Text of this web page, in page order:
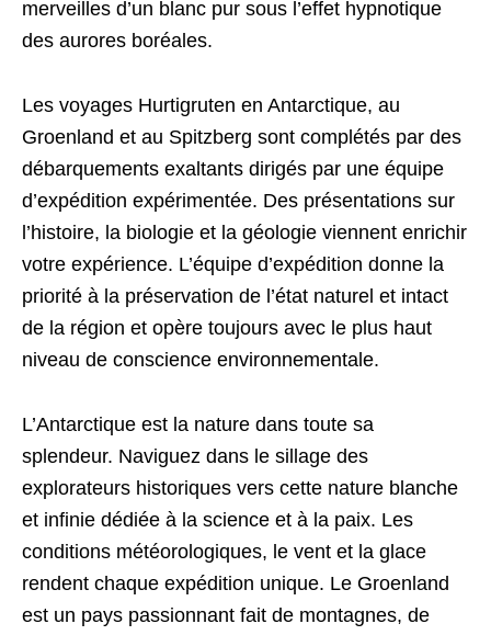
merveilles d’un blanc pur sous l’effet hypnotique
des aurores boréales.
Les voyages Hurtigruten en Antarctique, au
Groenland et au Spitzberg sont complétés par des
débarquements exaltants dirigés par une équipe
d’expédition expérimentée. Des présentations sur
l’histoire, la biologie et la géologie viennent enrichir
votre expérience. L’équipe d’expédition donne la
priorité à la préservation de l’état naturel et intact
de la région et opère toujours avec le plus haut
niveau de conscience environnementale.
L’Antarctique est la nature dans toute sa
splendeur. Naviguez dans le sillage des
explorateurs historiques vers cette nature blanche
et infinie dédiée à la science et à la paix. Les
conditions météorologiques, le vent et la glace
rendent chaque expédition unique. Le Groenland
est un pays passionnant fait de montagnes, de